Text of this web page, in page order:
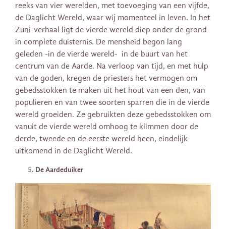
reeks van vier werelden, met toevoeging van een vijfde,
de Daglicht Wereld, waar wij momenteel in leven. In het
Zuni-verhaal ligt de vierde wereld diep onder de grond
in complete duisternis. De mensheid begon lang
geleden -in de vierde wereld- in de buurt van het
centrum van de Aarde. Na verloop van tijd, en met hulp
van de goden, kregen de priesters het vermogen om
gebedsstokken te maken uit het hout van een den, van
populieren en van twee soorten sparren die in de vierde
wereld groeiden. Ze gebruikten deze gebedsstokken om
vanuit de vierde wereld omhoog te klimmen door de
derde, tweede en de eerste wereld heen, eindelijk
uitkomend in de Daglicht Wereld.
De Aardeduiker